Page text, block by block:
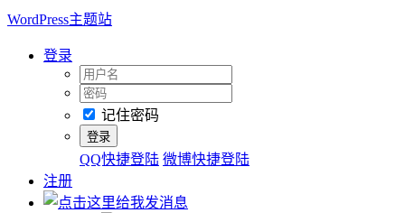
WordPress主题站
登录
记住密码
QQ快捷登陆 微博快捷登陆
注册